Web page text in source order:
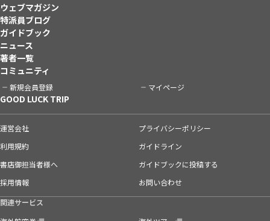
ウェブマガジン
特派員ブログ
ガイドブック
ニュース
著者一覧
コミュニティ
新規会員登録 マイページ
GOOD LUCK TRIP
運営会社
プライバシーポリシー
利用規約
ガイドライン
書店御担当者様へ
ガイドブックに投稿する
採用情報
お問い合わせ
関連サービス